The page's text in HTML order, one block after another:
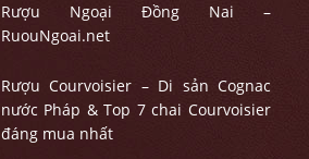
Rượu Ngoại Đồng Nai –
RuouNgoai.net
Rượu Courvoisier – Di sản Cognac
nước Pháp & Top 7 chai Courvoisier
đáng mua nhất